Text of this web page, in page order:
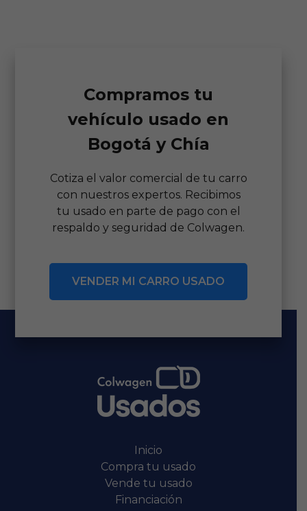
Compramos tu
vehículo usado en
Bogotá y Chía
Cotiza el valor comercial de tu carro
con nuestros expertos. Recibimos
tu usado en parte de pago con el
respaldo y seguridad de Colwagen.
VENDER MI CARRO USADO
Inicio
Compra tu usado
Vende tu usado
Financiación